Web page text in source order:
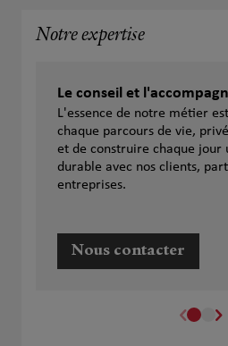
Notre expertise
Le conseil et
L'essence de notre métier
chaque parcours de vie,
et de construire chaque jour
durable avec nos clients,
entreprises.
Nous contacter